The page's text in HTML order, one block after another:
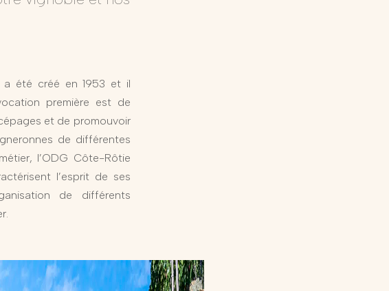
a été créé en 1953 et il
première est de
et de promouvoir
de différentes
l’ODG Côte-Rôtie
l’esprit de ses
de différents